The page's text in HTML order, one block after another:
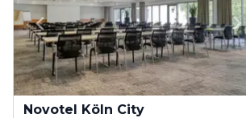
Novotel Köln City